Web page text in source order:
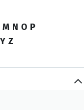
M N O P
Y Z